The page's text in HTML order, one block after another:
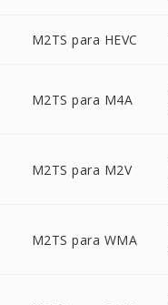
M2TS para HEVC
M2TS para M4A
M2TS para M2V
M2TS para WMA